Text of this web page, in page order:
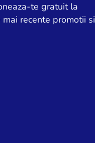
te gratuit la
recente promotii si